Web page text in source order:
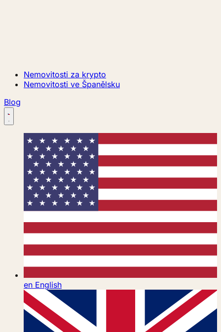
Nemovitosti za krypto
Nemovitosti ve Španělsku
Blog
en English